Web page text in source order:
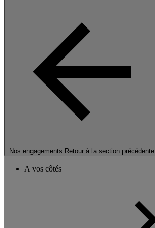
Nos engagements Retour à la section précédente
A vos côtés